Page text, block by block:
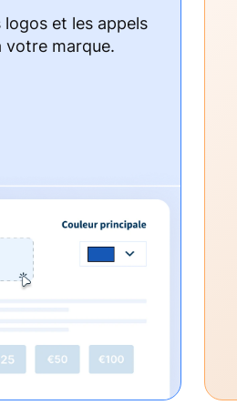
logos et les appels
votre marque.